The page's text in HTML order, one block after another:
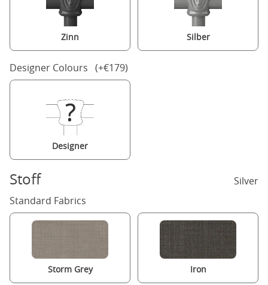
Zinn Silber
Designer Colours (+€179)
Designer
Stoff
Silver
Standard Fabrics
Storm Grey Iron